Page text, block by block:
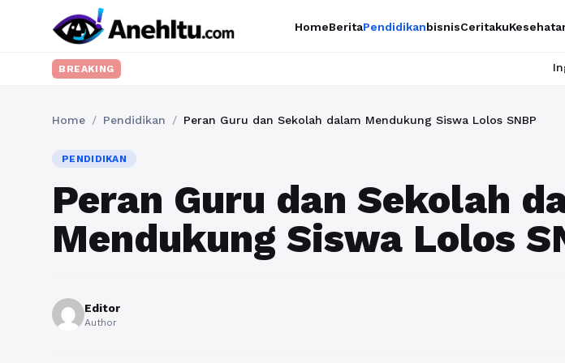
HomeBeritaPendidikanbisnisCeritaku
BREAKING Ingin upgrade
Home / Pendidikan / Peran Guru dan Sekolah dalam Mendukung Siswa Lolos SNBP
PENDIDIKAN
Peran Guru dan Sekolah
Mendukung Siswa Lolos
Editor
Author